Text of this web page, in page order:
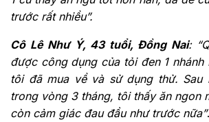
trước rất nhiều”.
Cô Lê Như Ý, 43 tuổi, Đồng Nai:
được công dụng của tỏi đen 1 nhánh
tôi đã mua về và sử dụng thử. Sau
trong vòng 3 tháng, tôi thấy ăn ngon
còn cảm giác đau đầu như trước nữa”.